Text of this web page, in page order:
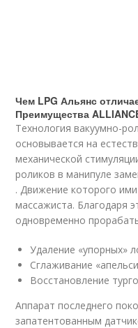
Чем LPG Альянс
Преимущества
Технология вакуумно-
основывается на
механической
роликов в манипуле
. Движение которого
массажиста. Благодаря
одновременно
Удаление «упорных»
Сглаживание
Восстановление
Аппарат последнего
запатентованным